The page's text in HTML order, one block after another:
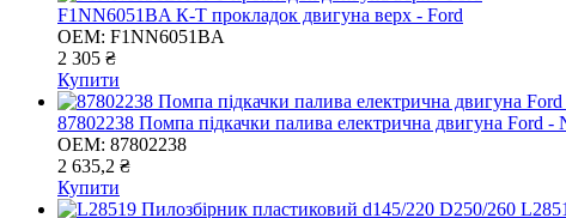
F1NN6051BA К-Т прокладок двигуна верх - Ford
OEM: F1NN6051BA
2 305 ₴
Купити
87802238 Помпа підкачки палива електрична двигуна Ford -
OEM: 87802238
2 635,2 ₴
Купити